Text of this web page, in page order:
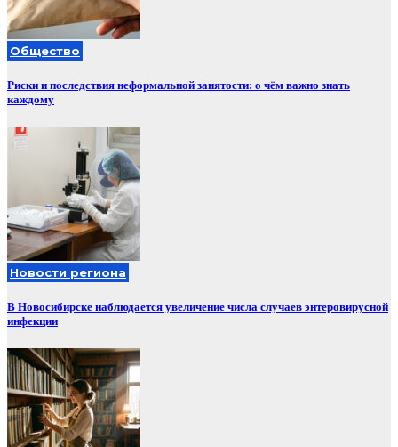
Общество
Риски и последствия неформальной занятости: о чём важно знать
каждому
Новости региона
В Новосибирске наблюдается увеличение числа случаев энтеровирусной
инфекции